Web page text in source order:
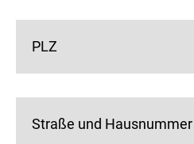
PLZ
Straße und Hausnummer